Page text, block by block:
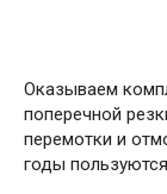
Оказываем
поперечной
перемотки и
годы